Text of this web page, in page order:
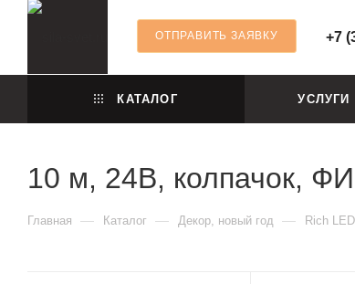
ОТПРАВИТЬ ЗАЯВКУ +7
КАТАЛОГ УСЛУГИ
10 м, 24В, колпачок,
Главная — Каталог — Декор, новый год — Rich LED